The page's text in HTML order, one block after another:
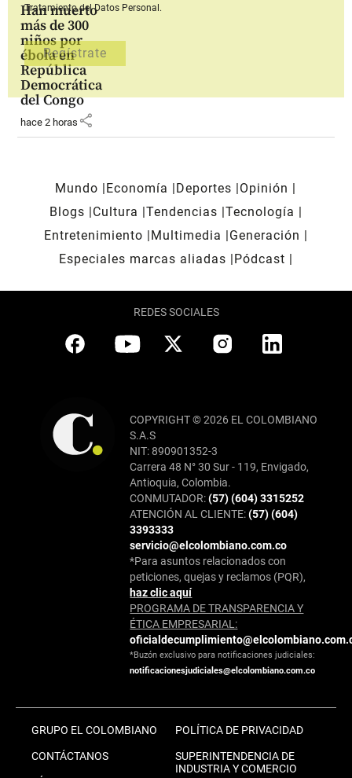
Han muerto
más de 300
niños por
ébola en
República
Democrática
del Congo
hace 2 horas share
Tratamiento del Datos Personal.
Mundo Economía Deportes
Opinión
Blogs
Cultura Tendencias Tecnología
Entretenimiento
Multimedia
Generación
Especiales marcas aliadas
Pódcast
REDES SOCIALES
COPYRIGHT © 2026 EL COLOMBIANO
S.A.S
NIT: 890901352-3
Carrera 48 N° 30 Sur - 119, Envigado,
Antioquia, Colombia.
CONMUTADOR:(57) (604) 3315252
ATENCIÓN AL CLIENTE:(57) (604)
3393333
servicio@elcolombiano.com.co
*Para asuntos relacionados con
peticiones, quejas y reclamos (PQR),
haz clic aquí
PROGRAMA DE TRANSPARENCIA Y
ÉTICA EMPRESARIAL:
*Buzón exclusivo para notificaciones judiciales:
notificacionesjudiciales@elcolombiano.com.co
GRUPO EL COLOMBIANO
CONTÁCTANOS
POLÍTICA DE PRIVACIDAD
SUPERINTENDENCIA DE
INDUSTRIA Y COMERCIO